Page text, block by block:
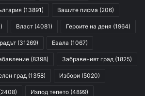
(13891) Вашите писма (206)
Власт (4081) Героите на деня (1964)
(31269) Евала (1067)
(8398) Забравеният град (1825)
град (1358) Избори (5020)
Изпод тепето (4899)